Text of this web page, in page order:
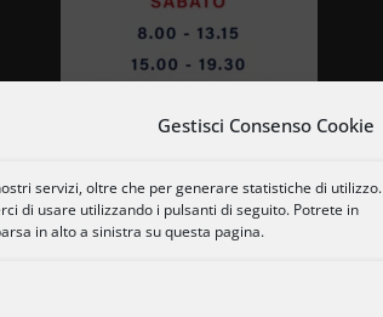
Gestisci Consenso Cookie
servizi, oltre che per generare statistiche di utilizzo.
di usare utilizzando i pulsanti di seguito. Potrete in
in alto a sinistra su questa pagina.